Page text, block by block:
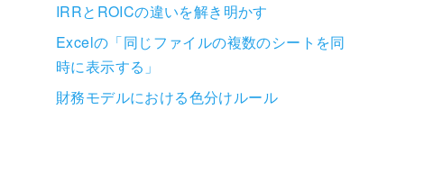
IRRとROICの違いを解き明かす
Excelの「同じファイルの複数のシートを同
時に表示する」
財務モデルにおける色分けルール